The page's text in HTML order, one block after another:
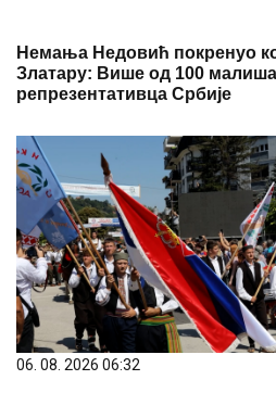
Немања Недовић покренуо
Златару: Више од 100
репрезентативца Србије
06. 08. 2026 06:32